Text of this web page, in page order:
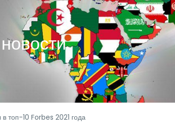
топ-10 Forbes 2021 года